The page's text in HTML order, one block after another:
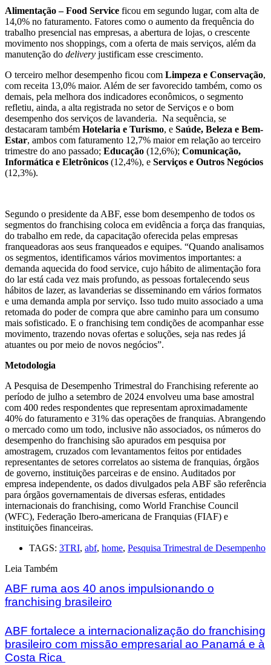
Alimentação – Food Service ficou em segundo lugar, com alta de
14,0% no faturamento. Fatores como o aumento da frequência do
trabalho presencial nas empresas, a abertura de lojas, o crescente
movimento nos shoppings, com a oferta de mais serviços, além da
manutenção do delivery justificam esse crescimento.
O terceiro melhor desempenho ficou com Limpeza e Conservação,
com receita 13,0% maior. Além de ser favorecido também, como os
demais, pela melhora dos indicadores econômicos, o segmento
refletiu, ainda, a alta registrada no setor de Serviços e o bom
desempenho dos serviços de lavanderia. Na sequência, se
destacaram também Hotelaria e Turismo, e Saúde, Beleza e Bem-
Estar, ambos com faturamento 12,7% maior em relação ao terceiro
trimestre do ano passado; Educação (12,6%); Comunicação,
Informática e Eletrônicos (12,4%), e Serviços e Outros Negócios
(12,3%).
Segundo o presidente da ABF, esse bom desempenho de todos os
segmentos do franchising coloca em evidência a força das franquias,
do trabalho em rede, da capacitação oferecida pelas empresas
franqueadoras aos seus franqueados e equipes. “Quando analisamos
os segmentos, identificamos vários movimentos importantes: a
demanda aquecida do food service, cujo hábito de alimentação fora
do lar está cada vez mais profundo, as pessoas fortalecendo seus
hábitos de lazer, as lavanderias se disseminando em vários formatos
e uma demanda ampla por serviço. Isso tudo muito associado a uma
retomada do poder de compra que abre caminho para um consumo
mais sofisticado. E o franchising tem condições de acompanhar esse
movimento, trazendo novas ofertas e soluções, seja nas redes já
atuantes ou por meio de novos negócios”.
Metodologia
A Pesquisa de Desempenho Trimestral do Franchising referente ao
período de julho a setembro de 2024 envolveu uma base amostral
com 400 redes respondentes que representam aproximadamente
40% do faturamento e 31% das operações de franquias. Abrangendo
o mercado como um todo, inclusive não associados, os números do
desempenho do franchising são apurados em pesquisa por
amostragem, cruzados com levantamentos feitos por entidades
representantes de setores correlatos ao sistema de franquias, órgãos
de governo, instituições parceiras e de ensino. Auditados por
empresa independente, os dados divulgados pela ABF são referência
para órgãos governamentais de diversas esferas, entidades
internacionais do franchising, como World Franchise Council
(WFC), Federação Ibero-americana de Franquias (FIAF) e
instituições financeiras.
TAGS: 3TRI, abf, home, Pesquisa Trimestral de Desempenho
Leia Também
ABF ruma aos 40 anos impulsionando o
franchising brasileiro
ABF fortalece a internacionalização do franchising
brasileiro com missão empresarial ao Panamá e à
Costa Rica